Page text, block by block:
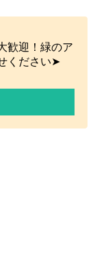
歓迎！緑のア
ください➤